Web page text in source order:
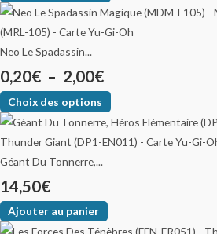
Neo Le Spadassin...
0,20€ – 2,00€
Choix des options
Géant Du Tonnerre,...
14,50€
Ajouter au panier